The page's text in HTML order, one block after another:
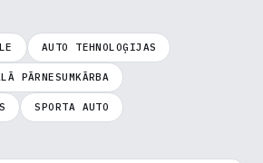
AUTO TEHNOLOĢIJAS
PĀRNESUMKĀRBA
SPORTA AUTO